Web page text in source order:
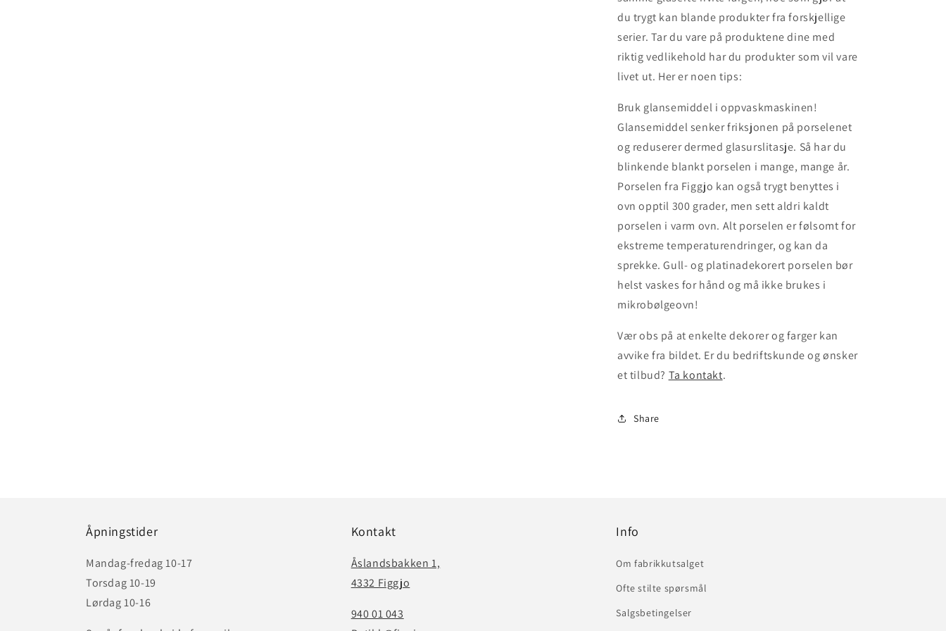
du trygt kan blande produkter fra forskjellige
serier. Tar du vare på produktene dine med
riktig vedlikehold har du produkter som vil vare
livet ut. Her er noen tips:
Bruk glansemiddel i oppvaskmaskinen!
Glansemiddel senker friksjonen på porselenet
og reduserer dermed glasurslitasje. Så har du
blinkende blankt porselen i mange, mange år.
Porselen fra Figgjo kan også trygt benyttes i
ovn opptil 300 grader, men sett aldri kaldt
porselen i varm ovn. Alt porselen er følsomt for
ekstreme temperaturendringer, og kan da
sprekke. Gull- og platinadekorert porselen bør
helst vaskes for hånd og må ikke brukes i
mikrobølgeovn!
Vær obs på at enkelte dekorer og farger kan
avvike fra bildet. Er du bedriftskunde og ønsker
et tilbud? Ta kontakt.
Share
Åpningstider
Mandag-fredag 10-17
Torsdag 10-19
Lørdag 10-16
Kontakt
Åslandsbakken 1,
4332 Figgjo
940 01 043
Info
Om fabrikkutsalget
Ofte stilte spørsmål
Salgsbetingelser